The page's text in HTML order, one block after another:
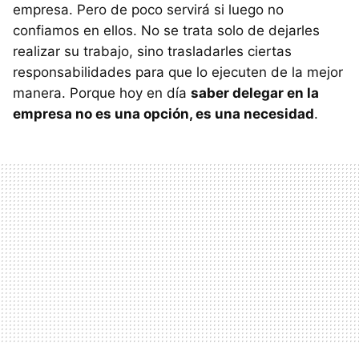
empresa. Pero de poco servirá si luego no
confiamos en ellos. No se trata solo de dejarles
realizar su trabajo, sino trasladarles ciertas
responsabilidades para que lo ejecuten de la mejor
manera. Porque hoy en día saber delegar en la
empresa no es una opción, es una necesidad.